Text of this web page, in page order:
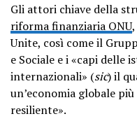
Gli attori chiave della
riforma finanziaria ONU
Unite, così come il
e Sociale e i «capi delle
internazionali» (sic) il
un’economia globale
resiliente».